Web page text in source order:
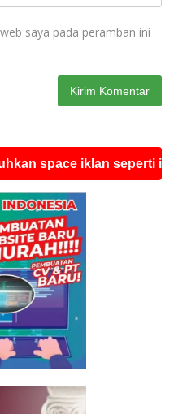
saya pada peramban ini
iklan seperti ini